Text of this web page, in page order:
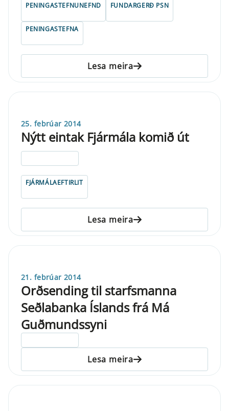
PENINGASTEFNUNEFND FUNDARGERÐ PSN
PENINGASTEFNA
Lesa meira
25. febrúar 2014
Nýtt eintak Fjármála komið út
FJÁRMÁLAEFTIRLIT
Lesa meira
21. febrúar 2014
Orðsending til starfsmanna
Seðlabanka Íslands frá Má
Guðmundssyni
Lesa meira